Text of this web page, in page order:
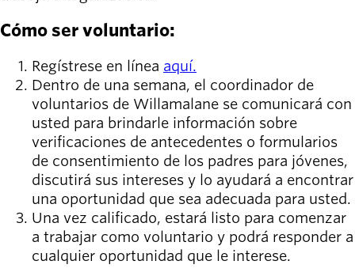
account_circle
Inicia sesión
en tu
cuenta.
help Contacta
con
Willamalane
Secondary
navigation
Board of
Directors
About the
district
Find a job
Cómo ser voluntario:
Regístrese en línea aquí.
Dentro de una semana, el coordinador de
voluntarios de Willamalane se comunicará con
usted para brindarle información sobre
verificaciones de antecedentes o formularios
de consentimiento de los padres para jóvenes,
discutirá sus intereses y lo ayudará a encontrar
una oportunidad que sea adecuada para usted.
Una vez calificado, estará listo para comenzar
a trabajar como voluntario y podrá responder a
cualquier oportunidad que le interese.